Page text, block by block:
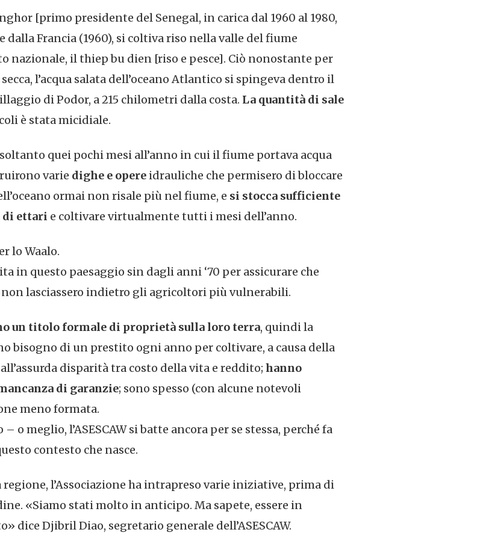
[primo presidente del Senegal, in carica dal 1960 al 1980,
dalla Francia (1960), si coltiva riso nella valle del fiume
nazionale, il thiep bu dien [riso e pesce]. Ciò nonostante per
l’acqua salata dell’oceano Atlantico si spingeva dentro il
di Podor, a 215 chilometri dalla costa. La quantità di sale
è stata micidiale.
quei pochi mesi all’anno in cui il fiume portava acqua
varie dighe e opere idrauliche che permisero di bloccare
ormai non risale più nel fiume, e si stocca sufficiente
di ettari e coltivare virtualmente tutti i mesi dell’anno.
lo Waalo.
in questo paesaggio sin dagli anni ‘70 per assicurare che
non lasciassero indietro gli agricoltori più vulnerabili.
un titolo formale di proprietà sulla loro terra, quindi la
bisogno di un prestito ogni anno per coltivare, a causa della
disparità tra costo della vita e reddito; hanno
di garanzie; sono spesso (con alcune notevoli
meno formata.
– o meglio, l’ASESCAW si batte ancora per se stessa, perché fa
contesto che nasce.
l’Associazione ha intrapreso varie iniziative, prima di
«Siamo stati molto in anticipo. Ma sapete, essere in
dice Djibril Diao, segretario generale dell’ASESCAW.